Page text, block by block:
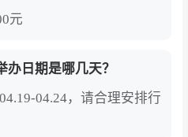
（CIMT）
代装备制造技术最新成
械制造技术进步和机床
表。展会汇集了全球最
元
日期是哪几天？
04.24，请合理安排行